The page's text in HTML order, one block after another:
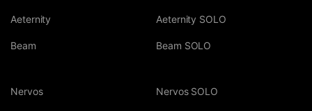
Aeternity
Beam
Aeternity SOLO
Beam SOLO
Nervos Nervos SOLO